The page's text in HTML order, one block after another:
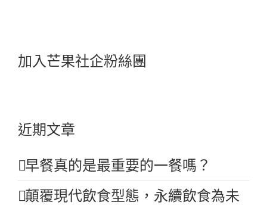
加入芒果社企粉絲團
近期文章
早餐真的是最重要的一餐嗎？
顛覆現代飲食型態，永續飲食為未